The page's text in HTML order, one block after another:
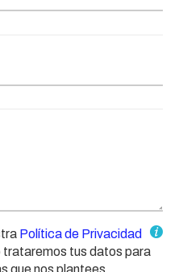
Política de Privacidad
trataremos tus datos para
que nos plantees.